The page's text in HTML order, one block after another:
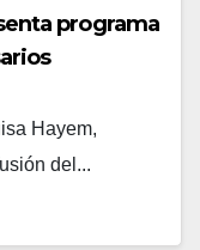
programa
Hayem,
del...